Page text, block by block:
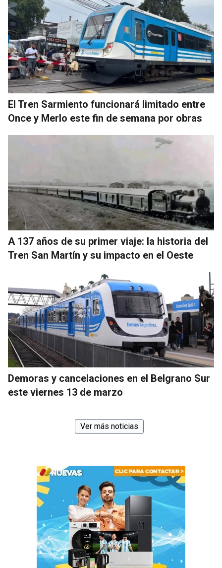
El Tren Sarmiento funcionará limitado entre
Once y Merlo este fin de semana por obras
A 137 años de su primer viaje: la historia del
Tren San Martín y su impacto en el Oeste
Demoras y cancelaciones en el Belgrano Sur
este viernes 13 de marzo
Ver más noticias